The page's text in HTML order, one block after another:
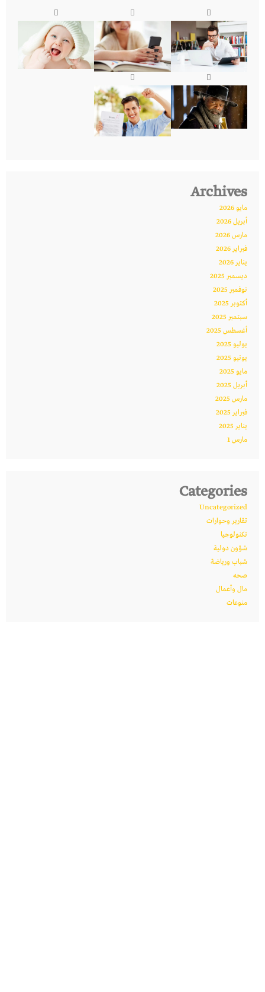
Archives
مايو 2026
أبريل 2026
مارس 2026
فبراير 2026
يناير 2026
ديسمبر 2025
نوفمبر 2025
أكتوبر 2025
سبتمبر 2025
أغسطس 2025
يوليو 2025
يونيو 2025
مايو 2025
أبريل 2025
مارس 2025
فبراير 2025
يناير 2025
مارس 1
Categories
Uncategorized
تقارير وحوارات
تكنولوجيا
شؤون دولية
شباب ورياضة
صحه
مال وأعمال
منوعات